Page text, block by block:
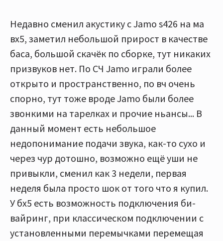
Недавно сменил акустику с Jamo s426 на ма
вх5, заметил небольшой прирост в качестве
баса, большой скачёк по сборке, тут никаких
призвуков нет. По СЧ Jamo играли более
открыто и пространственно, по вч очень
спорно, тут тоже вроде Jamo были более
звонкими на тарелках и прочие ньансы... В
данный момент есть небольшое
недопонимание подачи звука, как-то сухо и
через чур дотошно, возможно ещё уши не
привыкли, сменил как 3 недели, первая
неделя была просто шок от того что я купил.
У бх5 есть возможность подключения би-
вайринг, при классическом подключении с
установленными перемычками перемещая